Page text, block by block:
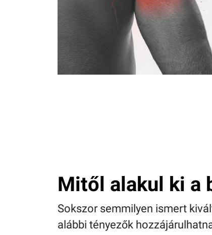
Mitől alakul ki a
Sokszor semmilyen ismert
alábbi tényezők